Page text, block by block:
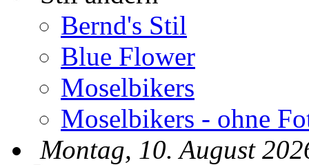
Bernd's Stil
Blue Flower
Moselbikers
Moselbikers - ohne
Montag, 10. August